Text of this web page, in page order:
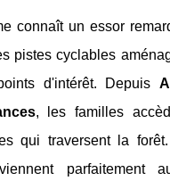
connaît un essor
pistes cyclables
d'intérêt. Depuis
, les familles
qui traversent la
parfaitement